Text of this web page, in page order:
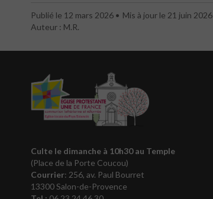
Publié le 12 mars 2026
Mis à jour le 21 juin 2026
Auteur : M.R.
Culte le dimanche à 10h30au Temple
(Place de la Porte Coucou)
Courrier: 256, av. Paul Bourret
13300 Salon-de-Provence